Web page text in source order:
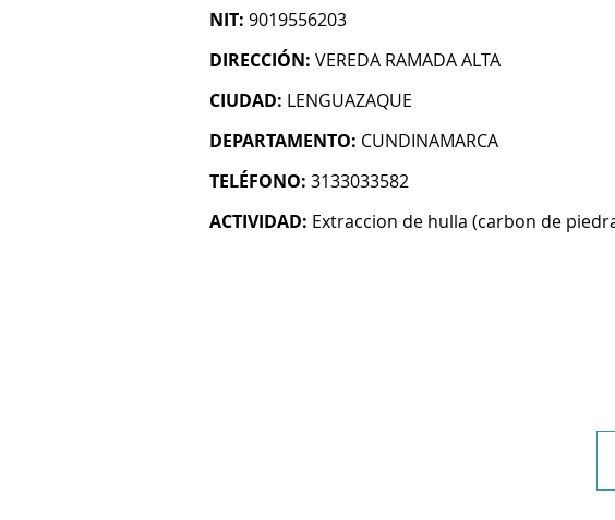
NIT: 9019556203
DIRECCIÓN: VEREDA RAMADA ALTA
CIUDAD: LENGUAZAQUE
DEPARTAMENTO: CUNDINAMARCA
TELÉFONO: 3133033582
ACTIVIDAD: Extraccion de hulla (carbon de